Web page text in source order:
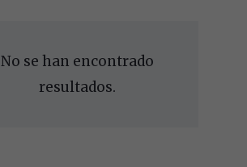
No se han encontrado
resultados.